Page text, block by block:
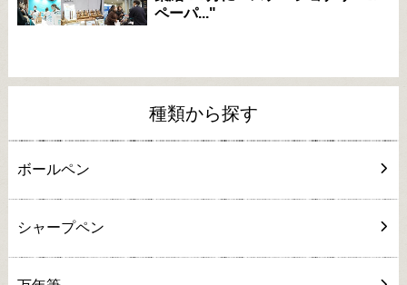
ペーパ..."
種類から探す
ボールペン
シャープペン